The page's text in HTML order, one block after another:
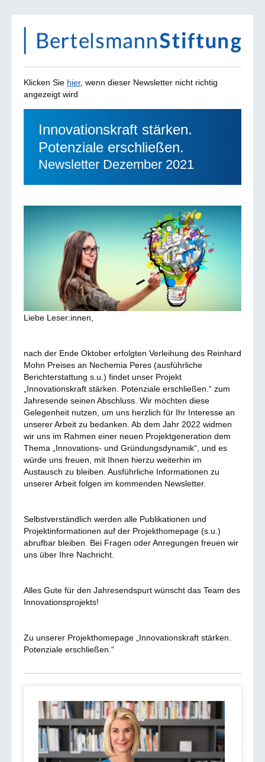
Klicken Sie hier, wenn dieser Newsletter nicht richtig
angezeigt wird
Innovationskraft stärken.
Potenziale erschließen.
Newsletter Dezember 2021
Liebe Leser:innen,
nach der Ende Oktober erfolgten Verleihung des Reinhard
Mohn Preises an Nechemia Peres (ausführliche
Berichterstattung s.u.) findet unser Projekt
„Innovationskraft stärken. Potenziale erschließen.“ zum
Jahresende seinen Abschluss. Wir möchten diese
Gelegenheit nutzen, um uns herzlich für Ihr Interesse an
unserer Arbeit zu bedanken. Ab dem Jahr 2022 widmen
wir uns im Rahmen einer neuen Projektgeneration dem
Thema „Innovations- und Gründungsdynamik“, und es
würde uns freuen, mit Ihnen hierzu weiterhin im
Austausch zu bleiben. Ausführliche Informationen zu
unserer Arbeit folgen im kommenden Newsletter.
Selbstverständlich werden alle Publikationen und
Projektinformationen auf der Projekthomepage (s.u.)
abrufbar bleiben. Bei Fragen oder Anregungen freuen wir
uns über Ihre Nachricht.
Alles Gute für den Jahresendspurt wünscht das Team des
Innovationsprojekts!
Zu unserer Projekthomepage „Innovationskraft stärken.
Potenziale erschließen.“